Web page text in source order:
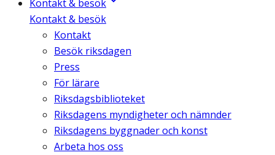
Kontakt & besök
Kontakt & besök
Kontakt
Besök riksdagen
Press
För lärare
Riksdagsbiblioteket
Riksdagens myndigheter och nämnder
Riksdagens byggnader och konst
Arbeta hos oss